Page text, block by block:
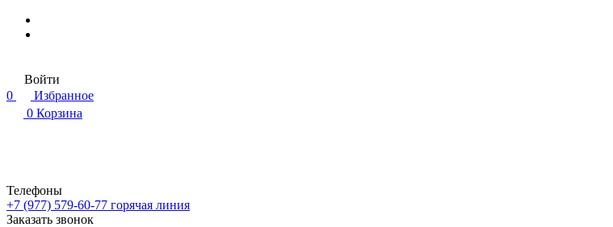
Войти
0
Избранное
0 Корзина
Телефоны
+7 (977) 579-60-77 горячая линия
Заказать звонок